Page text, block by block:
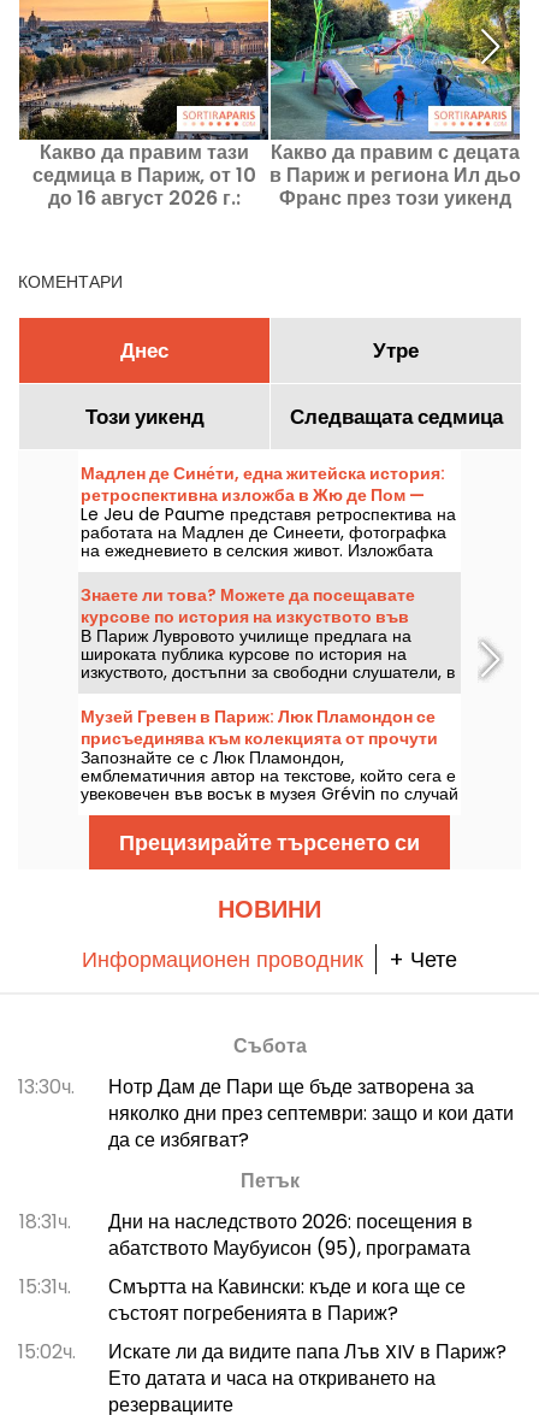
Какво да правим тази
седмица в Париж, от 10
до 16 август 2026 г.:
Какво да правим с децата
в Париж и региона Ил дьо
Франс през този уикенд
КОМЕНТАРИ
Днес Утре
Този уикенд Следващата седмица
Мадлен де Сине́ти, една житейска история:
ретроспективна изложба в Жю де Пом —
нашите снимки
Le Jeu de Paume представя ретроспектива на
работата на Мадлен де Синеети, фотографка
на ежедневието в селския живот. Изложбата
«Une vie» може да бъде разгледана от 12 юни
до 27 септември 2026 г.
Знаете ли това? Можете да посещавате
курсове по история на изкуството във
Лувъра, Париж.
В Париж Лувровото училище предлага на
широката публика курсове по история на
изкуството, достъпни за свободни слушатели, в
сърцето на Лувъра, всяка година от септември
до юни. Музеят също така организира
безплатни лекции от време на време.
Достатъчно, за да станете истински експерт по
история на изкуството!
Музей Гревен в Париж: Люк Пламондон се
присъединява към колекцията от прочути
личности
Запознайте се с Люк Пламондон,
емблематичния автор на текстове, който сега е
увековечен във восък в музея Grévin по случай
25-годишнината на Нотр Дам дьо Пари.
Прецизирайте търсенето си
НОВИНИ
Информационен проводник + Чете
Събота
13:30ч.
Нотр Дам де Пари ще бъде затворена за
няколко дни през септември: защо и кои дати
да се избягват?
Петък
18:31ч.
Дни на наследството 2026: посещения в
абатството Маубуисон (95), програмата
15:31ч.
Смъртта на Кавински: къде и кога ще се
състоят погребенията в Париж?
15:02ч.
Искате ли да видите папа Лъв XIV в Париж?
Ето датата и часа на откриването на
резервациите